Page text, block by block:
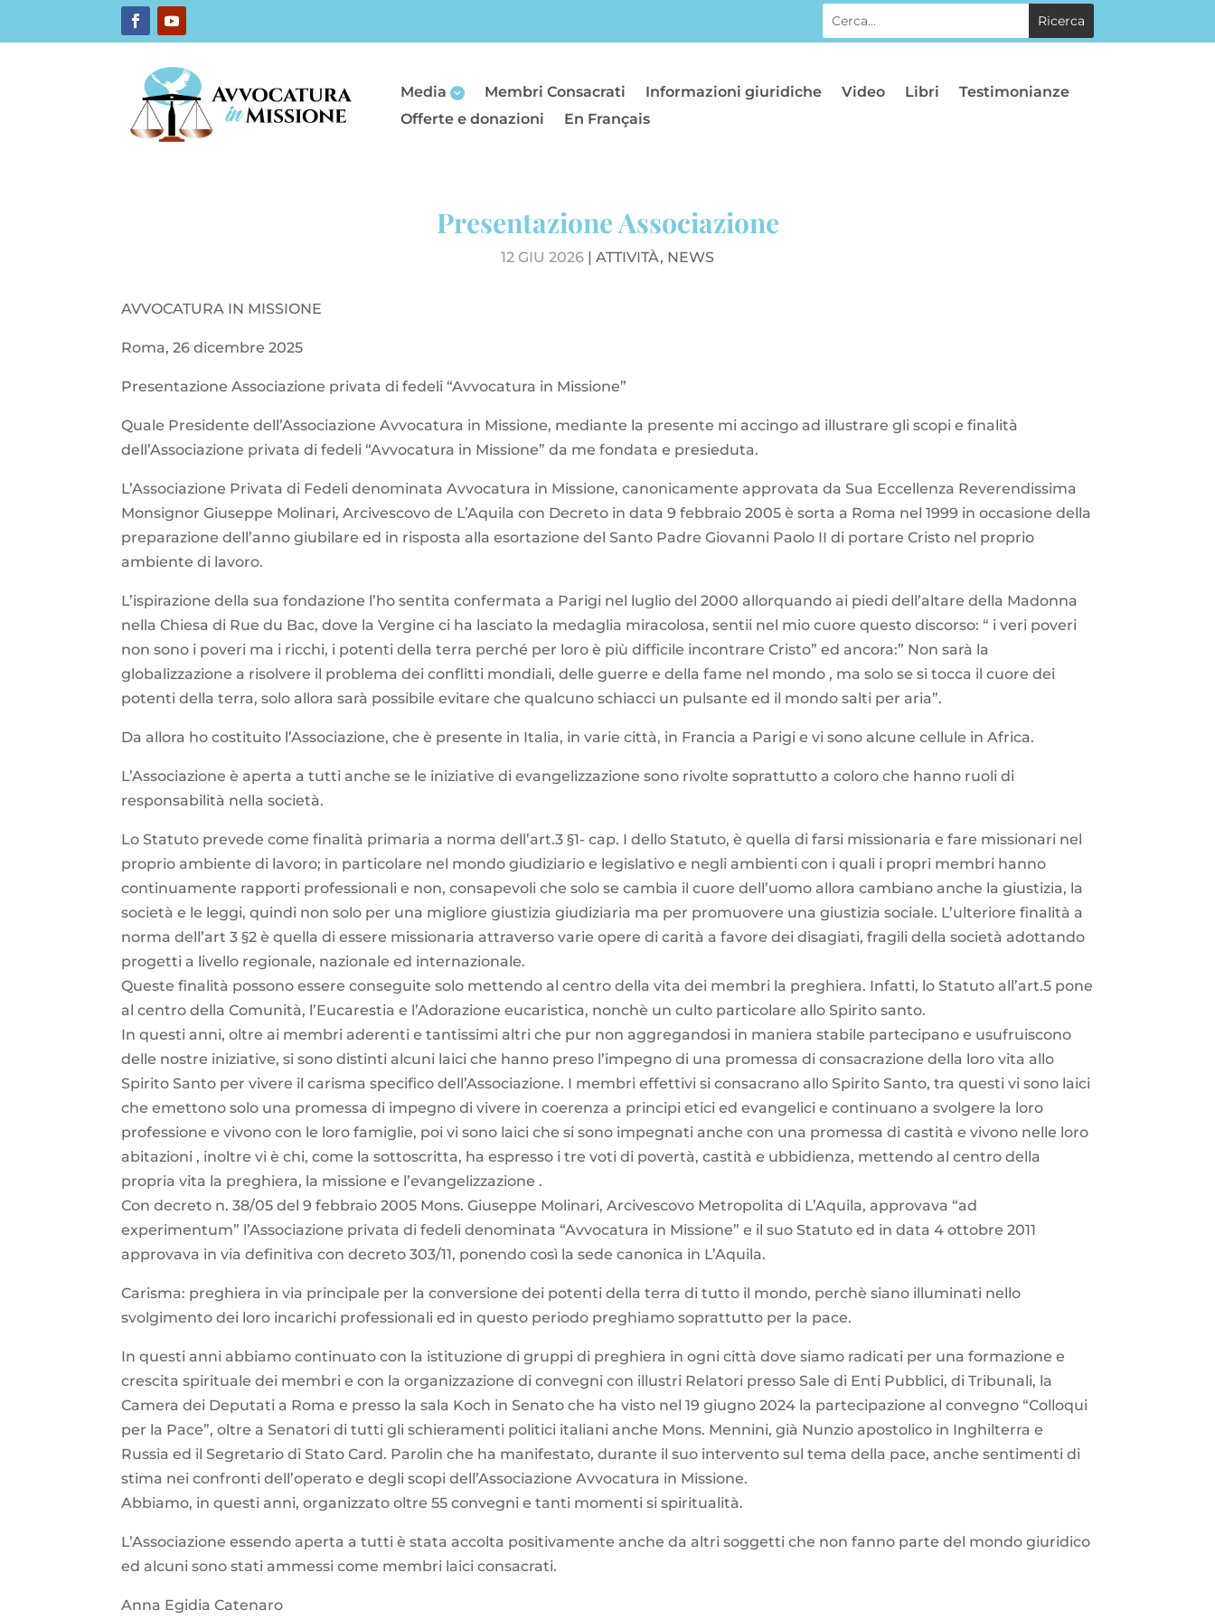
Media Membri Consacrati Informazioni giuridiche Video Libri
Testimonianze
Offerte e donazioni
En Français
Presentazione Associazione
12 GIU 2026 | ATTIVITÀ, NEWS
AVVOCATURA IN MISSIONE
Roma, 26 dicembre 2025
Presentazione Associazione privata di fedeli “Avvocatura in Missione”
Quale Presidente dell’Associazione Avvocatura in Missione, mediante la presente mi accingo ad illustrare gli scopi e finalità
dell’Associazione privata di fedeli “Avvocatura in Missione” da me fondata e presieduta.
L’Associazione Privata di Fedeli denominata Avvocatura in Missione, canonicamente approvata da Sua Eccellenza Reverendissima
Monsignor Giuseppe Molinari, Arcivescovo de L’Aquila con Decreto in data 9 febbraio 2005 è sorta a Roma nel 1999 in occasione della
preparazione dell’anno giubilare ed in risposta alla esortazione del Santo Padre Giovanni Paolo II di portare Cristo nel proprio
ambiente di lavoro.
L’ispirazione della sua fondazione l’ho sentita confermata a Parigi nel luglio del 2000 allorquando ai piedi dell’altare della Madonna
nella Chiesa di Rue du Bac, dove la Vergine ci ha lasciato la medaglia miracolosa, sentii nel mio cuore questo discorso: “ i veri poveri
non sono i poveri ma i ricchi, i potenti della terra perché per loro è più difficile incontrare Cristo” ed ancora:” Non sarà la
globalizzazione a risolvere il problema dei conflitti mondiali, delle guerre e della fame nel mondo , ma solo se si tocca il cuore dei
potenti della terra, solo allora sarà possibile evitare che qualcuno schiacci un pulsante ed il mondo salti per aria”.
Da allora ho costituito l’Associazione, che è presente in Italia, in varie città, in Francia a Parigi e vi sono alcune cellule in Africa.
L’Associazione è aperta a tutti anche se le iniziative di evangelizzazione sono rivolte soprattutto a coloro che hanno ruoli di
responsabilità nella società.
Lo Statuto prevede come finalità primaria a norma dell’art.3 §1- cap. I dello Statuto, è quella di farsi missionaria e fare missionari nel
proprio ambiente di lavoro; in particolare nel mondo giudiziario e legislativo e negli ambienti con i quali i propri membri hanno
continuamente rapporti professionali e non, consapevoli che solo se cambia il cuore dell’uomo allora cambiano anche la giustizia, la
società e le leggi, quindi non solo per una migliore giustizia giudiziaria ma per promuovere una giustizia sociale. L’ulteriore finalità a
norma dell’art 3 §2 è quella di essere missionaria attraverso varie opere di carità a favore dei disagiati, fragili della società adottando
progetti a livello regionale, nazionale ed internazionale.
Queste finalità possono essere conseguite solo mettendo al centro della vita dei membri la preghiera. Infatti, lo Statuto all’art.5 pone
al centro della Comunità, l’Eucarestia e l’Adorazione eucaristica, nonchè un culto particolare allo Spirito santo.
In questi anni, oltre ai membri aderenti e tantissimi altri che pur non aggregandosi in maniera stabile partecipano e usufruiscono
delle nostre iniziative, si sono distinti alcuni laici che hanno preso l’impegno di una promessa di consacrazione della loro vita allo
Spirito Santo per vivere il carisma specifico dell’Associazione. I membri effettivi si consacrano allo Spirito Santo, tra questi vi sono laici
che emettono solo una promessa di impegno di vivere in coerenza a principi etici ed evangelici e continuano a svolgere la loro
professione e vivono con le loro famiglie, poi vi sono laici che si sono impegnati anche con una promessa di castità e vivono nelle loro
abitazioni , inoltre vi è chi, come la sottoscritta, ha espresso i tre voti di povertà, castità e ubbidienza, mettendo al centro della
propria vita la preghiera, la missione e l’evangelizzazione .
Con decreto n. 38/05 del 9 febbraio 2005 Mons. Giuseppe Molinari, Arcivescovo Metropolita di L’Aquila, approvava “ad
experimentum” l’Associazione privata di fedeli denominata “Avvocatura in Missione” e il suo Statuto ed in data 4 ottobre 2011
approvava in via definitiva con decreto 303/11, ponendo così la sede canonica in L’Aquila.
Carisma: preghiera in via principale per la conversione dei potenti della terra di tutto il mondo, perchè siano illuminati nello
svolgimento dei loro incarichi professionali ed in questo periodo preghiamo soprattutto per la pace.
In questi anni abbiamo continuato con la istituzione di gruppi di preghiera in ogni città dove siamo radicati per una formazione e
crescita spirituale dei membri e con la organizzazione di convegni con illustri Relatori presso Sale di Enti Pubblici, di Tribunali, la
Camera dei Deputati a Roma e presso la sala Koch in Senato che ha visto nel 19 giugno 2024 la partecipazione al convegno “Colloqui
per la Pace”, oltre a Senatori di tutti gli schieramenti politici italiani anche Mons. Mennini, già Nunzio apostolico in Inghilterra e
Russia ed il Segretario di Stato Card. Parolin che ha manifestato, durante il suo intervento sul tema della pace, anche sentimenti di
stima nei confronti dell’operato e degli scopi dell’Associazione Avvocatura in Missione.
Abbiamo, in questi anni, organizzato oltre 55 convegni e tanti momenti si spiritualità.
L’Associazione essendo aperta a tutti è stata accolta positivamente anche da altri soggetti che non fanno parte del mondo giuridico
ed alcuni sono stati ammessi come membri laici consacrati.
Anna Egidia Catenaro